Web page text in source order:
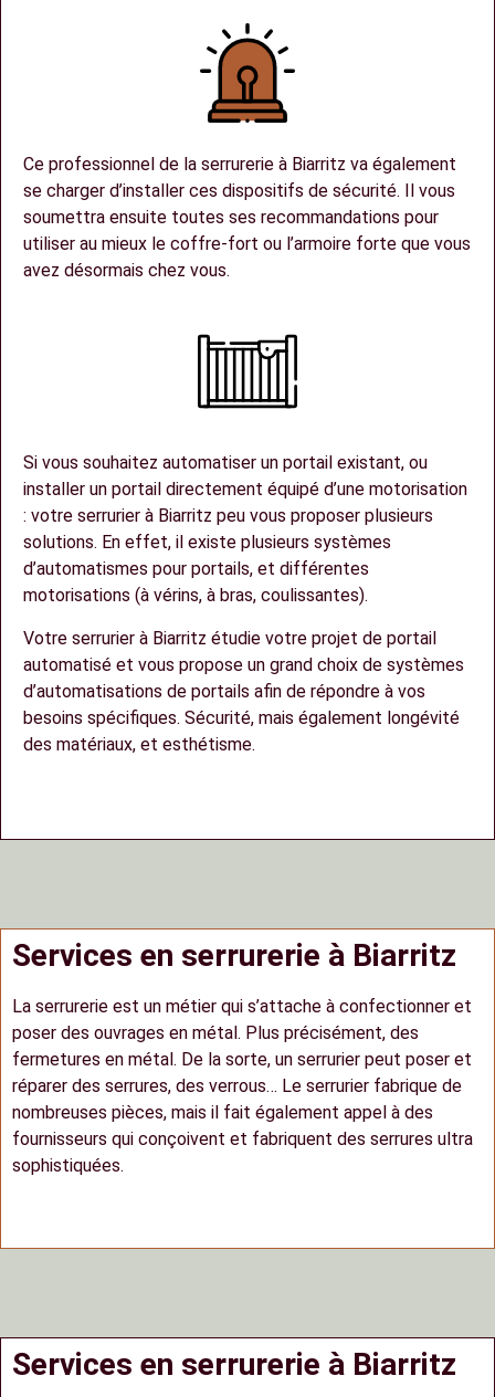
Ce professionnel de la serrurerie à Biarritz va également
se charger d’installer ces dispositifs de sécurité. Il vous
soumettra ensuite toutes ses recommandations pour
utiliser au mieux le coffre-fort ou l’armoire forte que vous
avez désormais chez vous.
Si vous souhaitez automatiser un portail existant, ou
installer un portail directement équipé d’une motorisation
: votre serrurier à Biarritz peu vous proposer plusieurs
solutions. En effet, il existe plusieurs systèmes
d’automatismes pour portails, et différentes
motorisations (à vérins, à bras, coulissantes).
Votre serrurier à Biarritz étudie votre projet de portail
automatisé et vous propose un grand choix de systèmes
d’automatisations de portails afin de répondre à vos
besoins spécifiques. Sécurité, mais également longévité
des matériaux, et esthétisme.
Services en serrurerie à Biarritz
La serrurerie est un métier qui s’attache à confectionner et
poser des ouvrages en métal. Plus précisément, des
fermetures en métal. De la sorte, un serrurier peut poser et
réparer des serrures, des verrous… Le serrurier fabrique de
nombreuses pièces, mais il fait également appel à des
fournisseurs qui conçoivent et fabriquent des serrures ultra
sophistiquées.
Services en serrurerie à Biarritz